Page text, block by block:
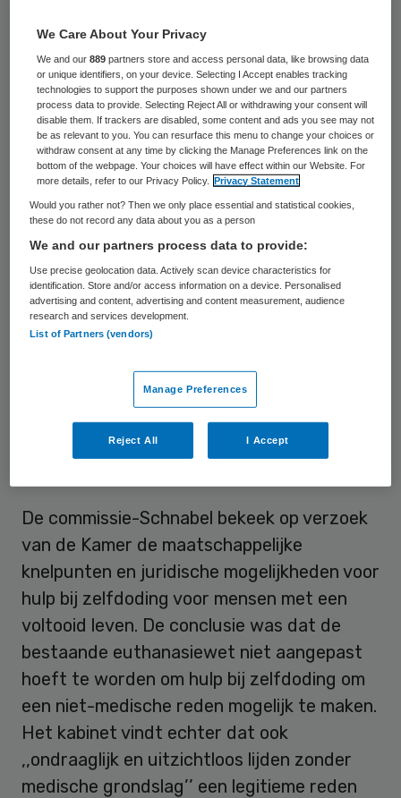
Ouderen die vinden dat hun leven voltooid
is, moeten onder strikte voorwaarden hulp
kunnen krijgen als zij hun leven willen
beëindigen. Het kabinet wil hiervoor in
overleg met verschillende organisaties een
nieuwe wet uitwerken.
Een van de voorwaarden moet zijn dat een
stervenshulpverlener met een medische
achtergrond en een speciale opleiding de
oudere begeleidt en het verzoek om het
leven te beëindigen toetst. De ministers
Edith Schippers (volksgezondheid) en Ard
van der Steur (Veiligheid en Justitie)
schrijven dit woensdag aan de Tweede
Kamer. Het kabinet reageert daarmee op
het rapport ‘Voltooid Leven’ van de
De commissie-Schnabel bekeek op verzoek
van de Kamer de maatschappelijke
knelpunten en juridische mogelijkheden voor
hulp bij zelfdoding voor mensen met een
voltooid leven. De conclusie was dat de
bestaande euthanasiewet niet aangepast
hoeft te worden om hulp bij zelfdoding om
een niet-medische reden mogelijk te maken.
Het kabinet vindt echter dat ook
,,ondraaglijk en uitzichtloos lijden zonder
medische grondslag’’ een legitieme reden
We Care About Your Privacy
We and our889 partners store and access personal data, like browsing data
or unique identifiers, on your device. Selecting I Accept enables tracking
technologies to support the purposes shown under we and our partners
process data to provide. Selecting Reject All or withdrawing your consent will
disable them. If trackers are disabled, some content and ads you see may not
be as relevant to you. You can resurface this menu to change your choices or
withdraw consent at any time by clicking the Manage Preferences link on the
bottom of the webpage. Your choices will have effect within our Website. For
more details, refer to our Privacy Policy.
Privacy Statement
Would you rather not? Then we only place essential and statistical cookies,
these do not record any data about you as a person
We and our partners process data to provide:
Use precise geolocation data. Actively scan device characteristics for
identification. Store and/or access information on a device. Personalised
advertising and content, advertising and content measurement, audience
research and services development.
List of Partners (vendors)
Manage Preferences
Reject All I Accept